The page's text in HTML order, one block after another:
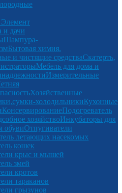
и дачи
Шампура-
Бытовая химия.
и чистящие средстваСкатерть,
Мебель для дома и
Измерительные
Хозяйственные
холодильникиКухонные
КонсервированиеПодогреватель
хозяйствоИнкубаторы для
обувиОтпугиватели
летающих насекомых
кошек
крыс и мышей
змей
кротов
тараканов
грызунов